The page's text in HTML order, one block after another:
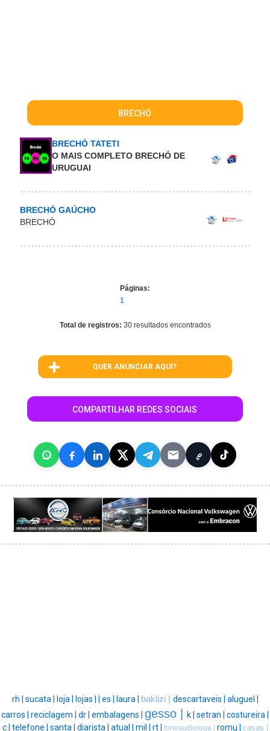
BRECHÓ
BRECHÓ TATETI
O MAIS COMPLETO BRECHÓ DE
URUGUAI
BRECHÓ GAÚCHO
BRECHÓ
Páginas:
1
Total de registros: 30 resultados encontrados
QUER ANUNCIAR AQUI?
COMPARTILHAR REDES SOCIAIS
rh | sucata | loja | lojas | es | laura | baklizi | descartaveis | aluguel |
carros | reciclagem | dr | embalagens | gesso | k | setran | costureira |
c | telefone | santa | diarista | atual | mil | rt | fonoaudiologa | romu | casas |